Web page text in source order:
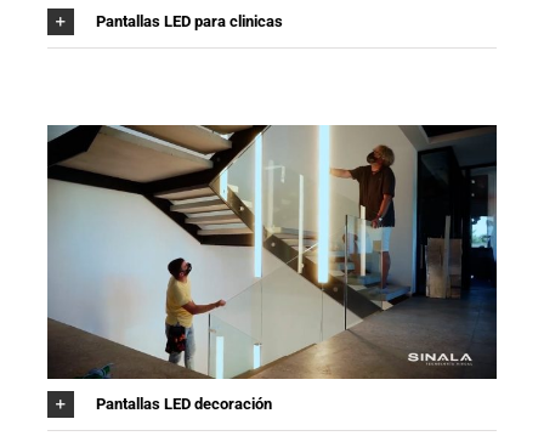
Pantallas LED para clinicas
Pantallas LED decoración